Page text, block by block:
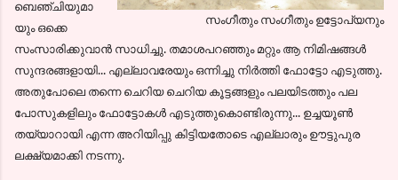
സംഗീതും സംഗീതും ഉട്ടോപ്യനും
ബെഞ്ചിയുമാ
യും ഒക്കെ
സംസാരിക്കുവാന്‍ സാധിച്ചു. തമാശപറഞ്ഞും മറ്റും ആ നിമിഷങ്ങള്‍
സുന്ദരങ്ങളായി... എല്ലാവരേയും ഒന്നിച്ചു നിര്‍ത്തി ഫോട്ടോ എടുത്തു.
അതുപോലെ തന്നെ ചെറിയ ചെറിയ കൂട്ടങ്ങളും പലയിടത്തും പല
പോസുകളിലും ഫോട്ടോകള്‍ എടുത്തുകൊണ്ടിരുന്നു... ഉച്ചയൂണ്‍
തയ്യാറായി എന്ന അറിയിപ്പു കിട്ടിയതോടെ എല്ലാരും ഊട്ടുപുര
ലക്ഷ്യമാക്കി നടന്നു.